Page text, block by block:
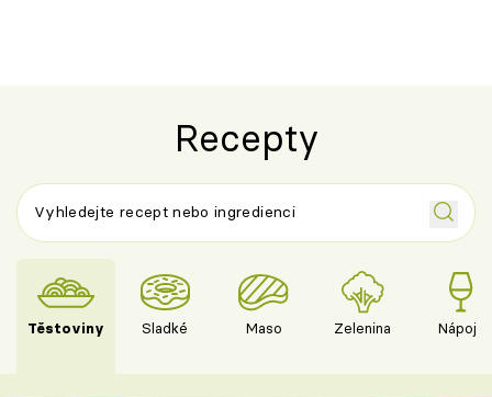
Recepty
Těstoviny Sladké Maso Zelenina Nápoje